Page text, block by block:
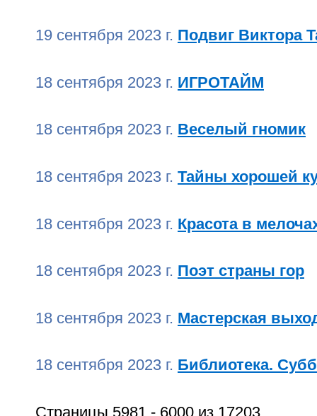
19 сентября 2023 г. Подвиг Виктора
18 сентября 2023 г. ИГРОТАЙМ
18 сентября 2023 г. Веселый гномик
18 сентября 2023 г. Тайны хорошей
18 сентября 2023 г. Красота в
18 сентября 2023 г. Поэт страны гор
18 сентября 2023 г. Мастерская
18 сентября 2023 г. Библиотека.
Страницы 5981 - 6000 из 17203